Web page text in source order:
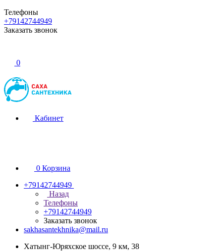
Телефоны
+79142744949
Заказать звонок
0
Кабинет
0 Корзина
+79142744949
Назад
Телефоны
+79142744949
Заказать звонок
sakhasantekhnika@mail.ru
Хатынг-Юряхское шоссе, 9 км, 38